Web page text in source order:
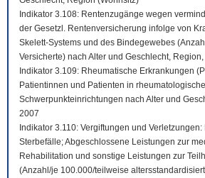
Indikator 3.108: Rentenzugänge wegen
der Gesetzl. Rentenversicherung infolge von
Skelett-Systems und des Bindegewebes
Versicherte) nach Alter und Geschlecht,
Indikator 3.109: Rheumatische Erkrankungen
Patientinnen und Patienten in
Schwerpunkteinrichtungen nach Alter und
2007
Indikator 3.110: Vergiftungen und
Sterbefälle; Abgeschlossene Leistungen zur
Rehabilitation und sonstige Leistungen zur
(Anzahl/je 100.000/teilweise